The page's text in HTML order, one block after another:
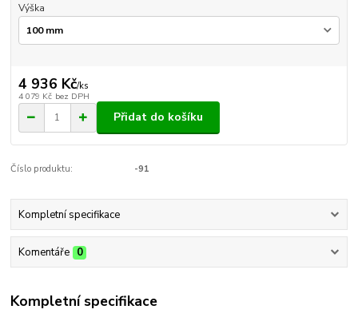
Výška
4 936 Kč/ks
4 079 Kč bez DPH
Přidat do košíku
Číslo produktu: -91
Kompletní specifikace
Komentáře 0
Kompletní specifikace